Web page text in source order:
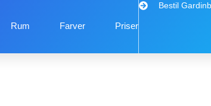
Rum Farver Priser
Bestil